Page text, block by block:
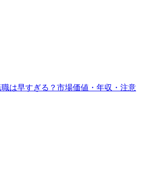
は早すぎる？市場価値・年収・注意